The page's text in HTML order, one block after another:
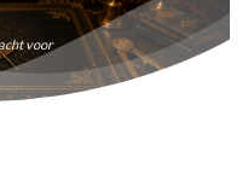
voor